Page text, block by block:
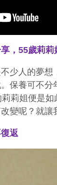
，55歲莉莉
少人的夢
保養可不
莉莉姐便是
變呢？就讓
返